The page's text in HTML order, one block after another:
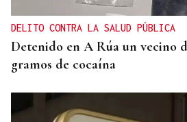
DELITO CONTRA LA SALUD PÚBLICA
Detenido en A Rúa un vecino
gramos de cocaína